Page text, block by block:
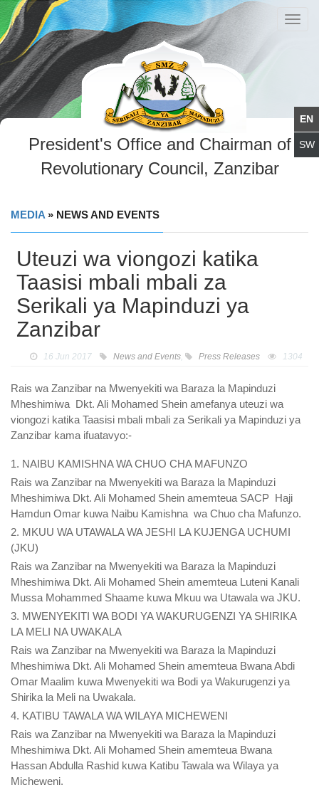
President's Office and Chairman of
Revolutionary Council, Zanzibar
MEDIA » NEWS AND EVENTS
Uteuzi wa viongozi katika
Taasisi mbali mbali za
Serikali ya Mapinduzi ya
Zanzibar
16 Jun 2017 News and Events, Press Releases 1304
Rais wa Zanzibar na Mwenyekiti wa Baraza la Mapinduzi
Mheshimiwa Dkt. Ali Mohamed Shein amefanya uteuzi wa
viongozi katika Taasisi mbali mbali za Serikali ya Mapinduzi ya
Zanzibar kama ifuatavyo:-
1. NAIBU KAMISHNA WA CHUO CHA MAFUNZO
Rais wa Zanzibar na Mwenyekiti wa Baraza la Mapinduzi
Mheshimiwa Dkt. Ali Mohamed Shein amemteua SACP Haji
Hamdun Omar kuwa Naibu Kamishna wa Chuo cha Mafunzo.
2. MKUU WA UTAWALA WA JESHI LA KUJENGA UCHUMI
(JKU)
Rais wa Zanzibar na Mwenyekiti wa Baraza la Mapinduzi
Mheshimiwa Dkt. Ali Mohamed Shein amemteua Luteni Kanali
Mussa Mohammed Shaame kuwa Mkuu wa Utawala wa JKU.
3. MWENYEKITI WA BODI YA WAKURUGENZI YA SHIRIKA
LA MELI NA UWAKALA
Rais wa Zanzibar na Mwenyekiti wa Baraza la Mapinduzi
Mheshimiwa Dkt. Ali Mohamed Shein amemteua Bwana Abdi
Omar Maalim kuwa Mwenyekiti wa Bodi ya Wakurugenzi ya
Shirika la Meli na Uwakala.
4. KATIBU TAWALA WA WILAYA MICHEWENI
Rais wa Zanzibar na Mwenyekiti wa Baraza la Mapinduzi
Mheshimiwa Dkt. Ali Mohamed Shein amemteua Bwana
Hassan Abdulla Rashid kuwa Katibu Tawala wa Wilaya ya
Micheweni.